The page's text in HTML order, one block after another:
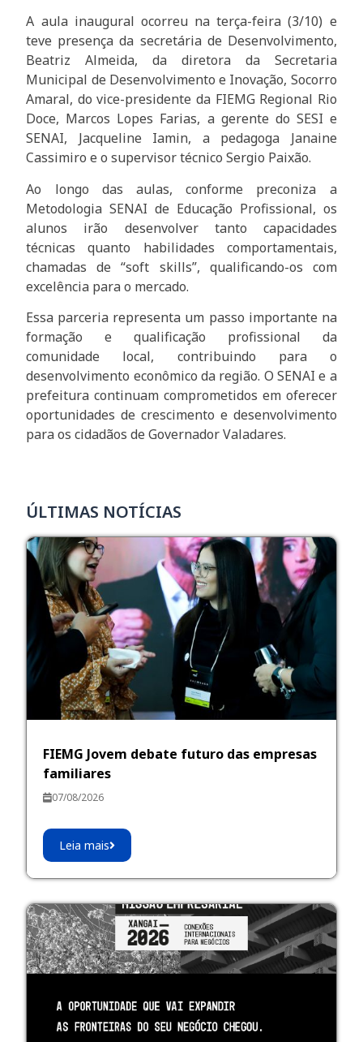
A aula inaugural ocorreu na terça-feira (3/10) e
teve presença da secretária de Desenvolvimento,
Beatriz Almeida, da diretora da Secretaria
Municipal de Desenvolvimento e Inovação, Socorro
Amaral, do vice-presidente da FIEMG Regional Rio
Doce, Marcos Lopes Farias, a gerente do SESI e
SENAI, Jacqueline Iamin, a pedagoga Janaine
Cassimiro e o supervisor técnico Sergio Paixão.
Ao longo das aulas, conforme preconiza a
Metodologia SENAI de Educação Profissional, os
alunos irão desenvolver tanto capacidades
técnicas quanto habilidades comportamentais,
chamadas de “soft skills”, qualificando-os com
excelência para o mercado.
Essa parceria representa um passo importante na
formação e qualificação profissional da
comunidade local, contribuindo para o
desenvolvimento econômico da região. O SENAI e a
prefeitura continuam comprometidos em oferecer
oportunidades de crescimento e desenvolvimento
para os cidadãos de Governador Valadares.
ÚLTIMAS NOTÍCIAS
FIEMG Jovem debate futuro das empresas
familiares
07/08/2026
Leia mais